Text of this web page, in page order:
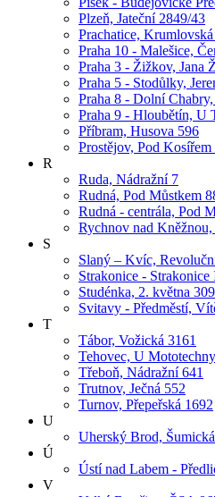
Plzeň, Jateční 2849/43
Prachatice,
Praha 10 - Malešice,
Praha 3 - Žižkov, Jana
Praha 5 - Stodůlky,
Praha 8 - Dolní
Praha 9 - Hloubětín, U
Příbram, Husova 596
Prostějov, Pod Kosířem
R
Ruda, Nádražní 7
Rudná, Pod Můstkem
Rudná - centrála, Pod
Rychnov nad
S
Slaný – Kvíc,
Strakonice -
Studénka, 2. května 309
Svitavy - Předměstí,
T
Tábor, Vožická 3161
Tehovec, U
Třeboň, Nádražní 641
Trutnov, Ječná 552
Turnov, Přepeřská 1692
U
Uherský Brod,
Ú
Ústí nad Labem -
V